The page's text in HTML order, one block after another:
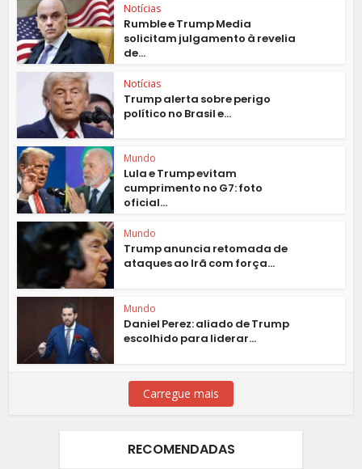
Notícias
Rumble e Trump Media
solicitam julgamento à revelia
de...
Notícias
Trump alerta sobre perigo
político no Brasil e...
Mundo
Lula e Trump evitam
cumprimento no G7: foto
oficial...
Mundo
Trump anuncia retomada de
ataques ao Irã com força...
Mundo
Daniel Perez: aliado de Trump
escolhido para liderar...
Carregue mais
RECOMENDADAS